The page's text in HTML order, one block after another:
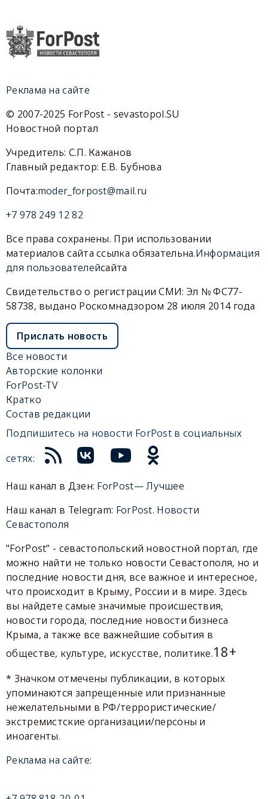
Реклама на сайте
© 2007-2025 ForPost - sevastopol.SU
Новостной портал
Учредитель: С.П. Кажанов
Главный редактор: Е.В. Бубнова
Почта:moder_forpost@mail.ru
+7 978 249 12 82
Все права сохранены. При использовании
материалов сайта ссылка обязательна.Информация
для пользователейсайта
Свидетельство о регистрации СМИ: Эл № ФС77-
58738, выдано Роскомнадзором 28 июля 2014 года
Прислать новость
Все новости
Авторские колонки
ForPost-TV
Кратко
Состав редакции
Подпишитесь на новости ForPost в социальных
сетях:
Наш канал в Дзен: ForPost— Лучшее
Наш канал в Telegram: ForPost. Новости
Севастополя
"ForPost" - севастопольский новостной портал, где
можно найти не только новости Севастополя, но и
последние новости дня, все важное и интересное,
что происходит в Крыму, России и в мире. Здесь
вы найдете самые значимые происшествия,
новости города, последние новости бизнеса
Крыма, а также все важнейшие события в
обществе, культуре, искусстве, политике.18+
* Значком отмечены публикации, в которых
упоминаются запрещенные или признанные
нежелательными в РФ/террористические/
экстремистские организации/персоны и
иноагенты.
Реклама на сайте: